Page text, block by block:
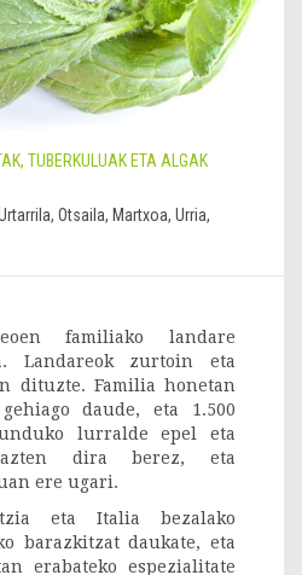
TUBERKULUAK ETA ALGAK
Otsaila, Martxoa, Urria,
familiako landare
Landareok zurtoin eta
dituzte. Familia honetan
daude, eta 1.500
lurralde epel eta
dira berez, eta
ere ugari.
eta Italia bezalako
barazkitzat daukate, eta
erabateko espezialitate